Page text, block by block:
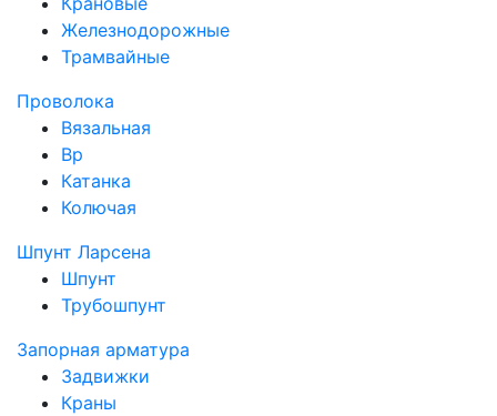
Железнодорожные
Трамвайные
Проволока
Вязальная
Вр
Катанка
Колючая
Шпунт Ларсена
Шпунт
Трубошпунт
Запорная арматура
Задвижки
Краны